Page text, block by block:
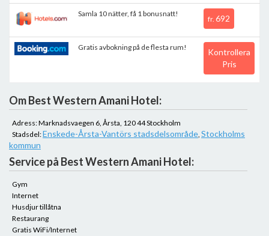
Samla 10 nätter, få 1 bonusnatt!
fr. 692
Gratis avbokning på de flesta rum!
Kontrollera
Pris
Om Best Western Amani Hotel:
Adress: Marknadsvaegen 6, Årsta, 120 44 Stockholm
Stadsdel:Enskede-Årsta-Vantörs stadsdelsområde, Stockholms
kommun
Service på Best Western Amani Hotel:
Gym
Internet
Husdjur tillåtna
Restaurang
Gratis WiFi/Internet